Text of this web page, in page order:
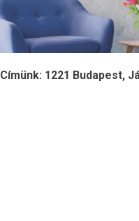
Címünk: 1221 Budapest,